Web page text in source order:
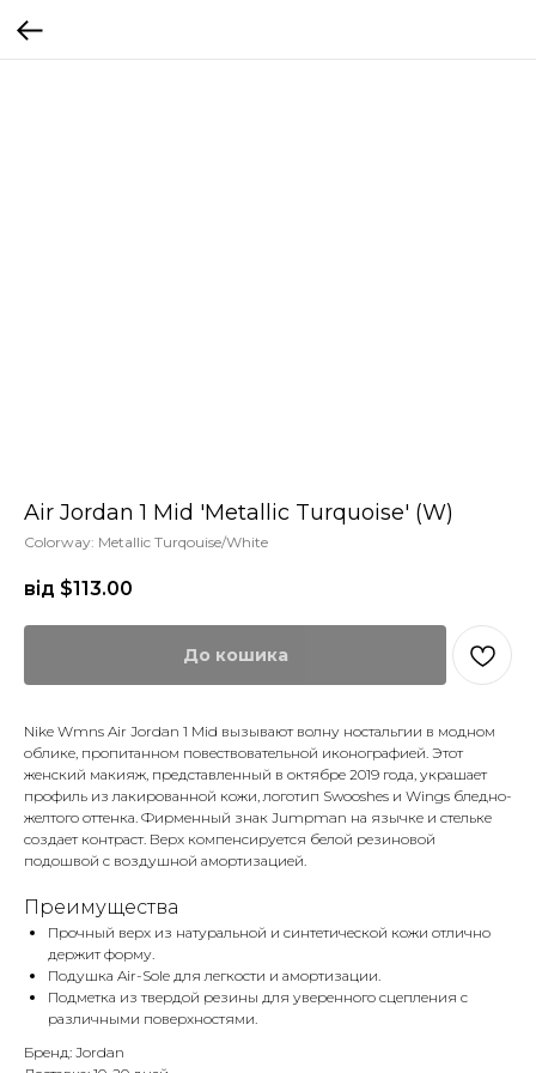
Air Jordan 1 Mid 'Metallic Turquoise' (W)
Colorway: Metallic Turqouise/White
від $113.00
До кошика
Nike Wmns Air Jordan 1 Mid вызывают волну ностальгии в модном
облике, пропитанном повествовательной иконографией. Этот
женский макияж, представленный в октябре 2019 года, украшает
профиль из лакированной кожи, логотип Swooshes и Wings бледно-
желтого оттенка. Фирменный знак Jumpman на язычке и стельке
создает контраст. Верх компенсируется белой резиновой
подошвой с воздушной амортизацией.
Преимущества
Прочный верх из натуральной и синтетической кожи отлично
держит форму.
Подушка Air-Sole для легкости и амортизации.
Подметка из твердой резины для уверенного сцепления с
различными поверхностями.
Бренд: Jordan